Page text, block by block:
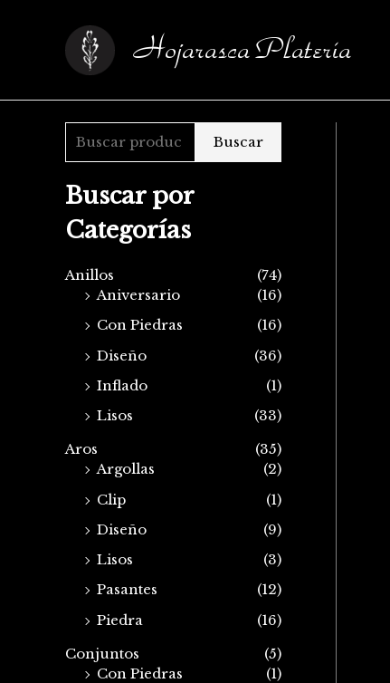
contenido
Hojarasca Platería
u
s
a
o
r
Buscar
Buscar por
Categorías
Anillos
(74)
Aniversario
(16)
Con Piedras
(16)
Diseño
(36)
Inflado
(1)
Lisos
(33)
Aros
(35)
Argollas
(2)
Clip
(1)
Diseño
(9)
Lisos
(3)
Pasantes
(12)
Piedra
(16)
Conjuntos
(5)
Con Piedras
(1)